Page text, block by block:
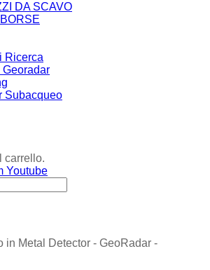
DA SCAVO
Ricerca
Subacqueo
carrello.
Youtube
in Metal Detector - GeoRadar -